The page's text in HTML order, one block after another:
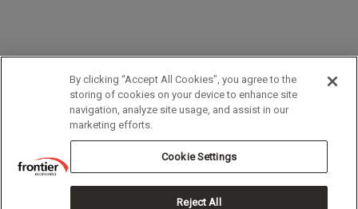
By clicking “Accept All Cookies”, you agree to the
storing of cookies on your device to enhance site
navigation, analyze site usage, and assist in our
marketing efforts.
Cookie Settings
Reject All